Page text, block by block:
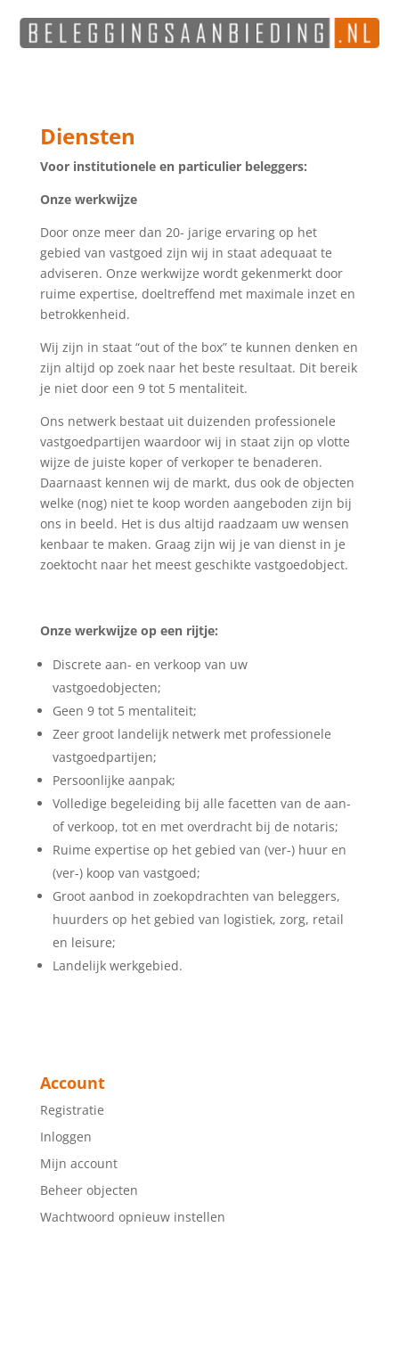
Diensten
Voor institutionele en particulier beleggers:
Onze werkwijze
Door onze meer dan 20- jarige ervaring op het
gebied van vastgoed zijn wij in staat adequaat te
adviseren. Onze werkwijze wordt gekenmerkt door
ruime expertise, doeltreffend met maximale inzet en
betrokkenheid.
Wij zijn in staat “out of the box” te kunnen denken en
zijn altijd op zoek naar het beste resultaat. Dit bereik
je niet door een 9 tot 5 mentaliteit.
Ons netwerk bestaat uit duizenden professionele
vastgoedpartijen waardoor wij in staat zijn op vlotte
wijze de juiste koper of verkoper te benaderen.
Daarnaast kennen wij de markt, dus ook de objecten
welke (nog) niet te koop worden aangeboden zijn bij
ons in beeld. Het is dus altijd raadzaam uw wensen
kenbaar te maken. Graag zijn wij je van dienst in je
zoektocht naar het meest geschikte vastgoedobject.
Onze werkwijze op een rijtje:
Discrete aan- en verkoop van uw
vastgoedobjecten;
Geen 9 tot 5 mentaliteit;
Zeer groot landelijk netwerk met professionele
vastgoedpartijen;
Persoonlijke aanpak;
Volledige begeleiding bij alle facetten van de aan-
of verkoop, tot en met overdracht bij de notaris;
Ruime expertise op het gebied van (ver-) huur en
(ver-) koop van vastgoed;
Groot aanbod in zoekopdrachten van beleggers,
huurders op het gebied van logistiek, zorg, retail
en leisure;
Landelijk werkgebied.
Account
Registratie
Inloggen
Mijn account
Beheer objecten
Wachtwoord opnieuw instellen